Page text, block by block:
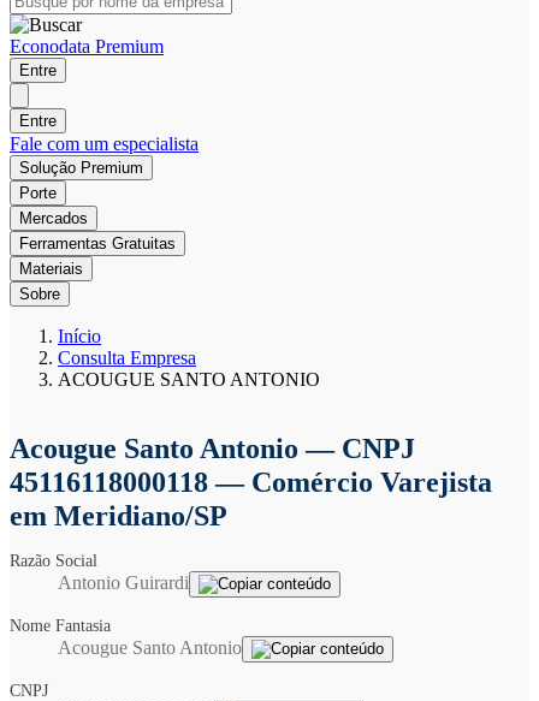
Econodata Premium
Entre
Entre
Fale com um especialista
Solução Premium
Porte
Mercados
Ferramentas Gratuitas
Materiais
Sobre
Início
Consulta Empresa
ACOUGUE SANTO ANTONIO
Acougue Santo Antonio— CNPJ
45116118000118 — Comércio Varejista
em Meridiano/SP
Razão Social
Antonio Guirardi
Nome Fantasia
Acougue Santo Antonio
CNPJ